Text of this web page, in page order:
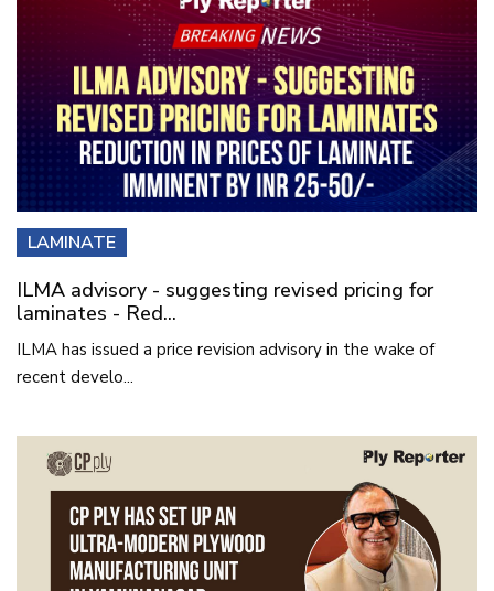
LAMINATE
ILMA advisory - suggesting revised pricing for
laminates - Red...
ILMA has issued a price revision advisory in the wake of
recent develo...